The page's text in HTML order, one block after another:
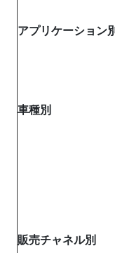
アプリケーション
車種別
販売チャネル別